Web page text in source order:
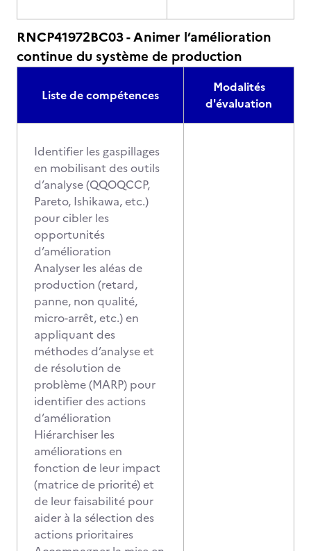
RNCP41972BC03 - Animer l’amélioration
continue du système de production
Liste de compétences
Modalités
d'évaluation
Identifier les gaspillages
en mobilisant des outils
d’analyse (QQOQCCP,
Pareto, Ishikawa, etc.)
pour cibler les
opportunités
d’amélioration
Analyser les aléas de
production (retard,
panne, non qualité,
micro-arrêt, etc.) en
appliquant des
méthodes d’analyse et
de résolution de
problème (MARP) pour
identifier des actions
d’amélioration
Hiérarchiser les
améliorations en
fonction de leur impact
(matrice de priorité) et
de leur faisabilité pour
aider à la sélection des
actions prioritaires